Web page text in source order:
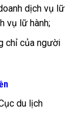
dịch vụ lữ
vụ lữ hành;
chỉ của người
du lịch